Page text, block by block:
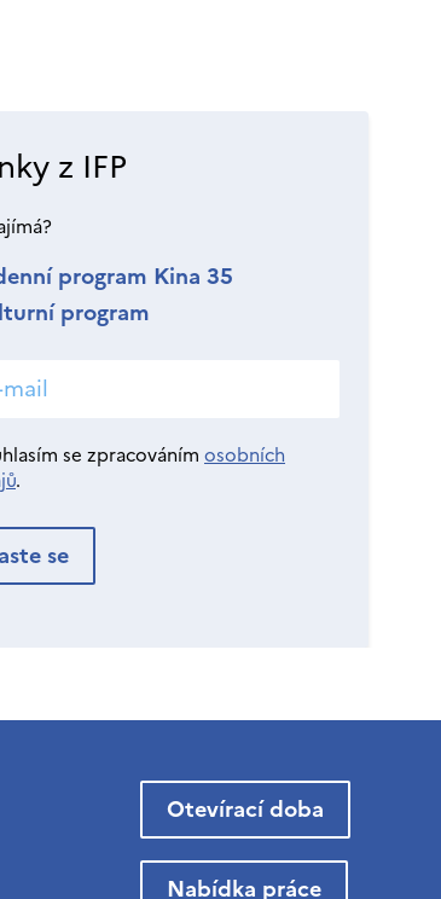
z IFP
program Kina 35
program
se zpracováním osobních
.
Otevírací doba
Nabídka práce